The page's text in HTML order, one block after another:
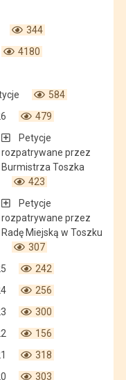
344
4180
584
479
Petycje
rozpatrywane przez
Burmistrza Toszka
423
Petycje
rozpatrywane przez
Radę Miejską w Toszku
307
242
256
300
156
318
303